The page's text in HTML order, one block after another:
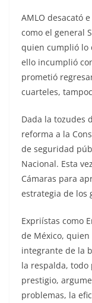
AMLO desacató
como el general
quien cumplió lo
ello incumplió
prometió
cuarteles,
Dada la tozudes
reforma a la
de seguridad
Nacional. Esta
Cámaras para
estrategia de los
Expriístas como
de México,
integrante de la
la respalda, todo
prestigio,
problemas, la